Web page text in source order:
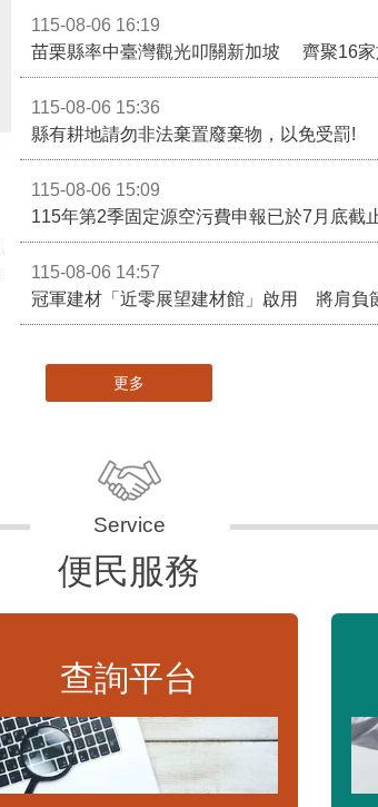
115-08-06 16:19
115-08-06 15:36
縣有耕地請勿非法棄置廢棄物，以免受罰!
115-08-06 15:09
115-08-06 14:57
冠軍建材「近零展望建材館」啟用 將肩負
更多
便民服務
查詢平台